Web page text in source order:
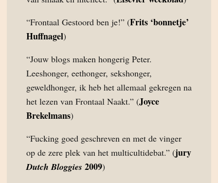
“Frontaal Gestoord ben je!” (Frits ‘bonnetje’
Huffnagel)
“Jouw blogs maken hongerig Peter.
Leeshonger, eethonger, sekshonger,
geweldhonger, ik heb het allemaal gekregen na
het lezen van Frontaal Naakt.” (Joyce
Brekelmans)
“Fucking goed geschreven en met de vinger
op de zere plek van het multicultidebat.” (jury
Dutch Bloggies 2009)